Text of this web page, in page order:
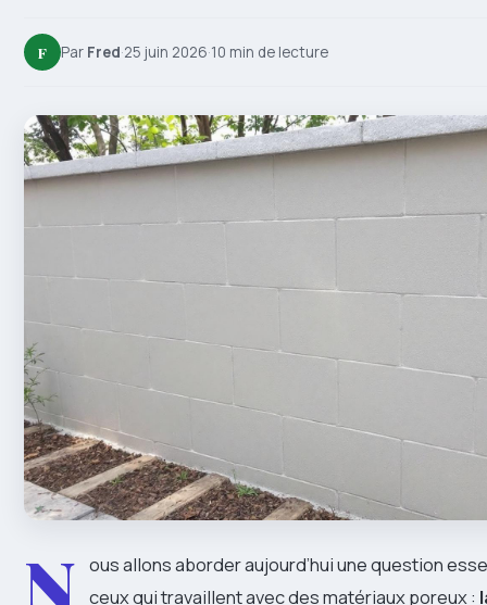
F Par Fred·25 juin 2026·10 min de lecture
N ous allons aborder aujourd’hui une question
ceux qui travaillent avec des matériaux poreux :